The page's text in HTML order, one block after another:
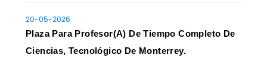
20-05-2026
Plaza Para Profesor(a) De Tiempo Completo De
Ciencias, Tecnológico De Monterrey.